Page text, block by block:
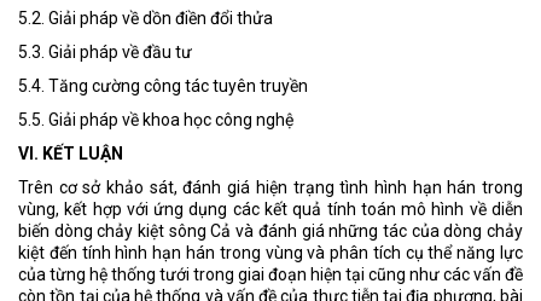
5.2. Giải pháp về dồn điền đổi thửa
5.3. Giải pháp về đầu tư
5.4. Tăng cường công tác tuyên truyền
5.5. Giải pháp về khoa học công nghệ
VI. KẾT LUẬN
Trên cơ sở khảo sát, đánh giá hiện trạng tình hình hạn hán trong
vùng, kết hợp với ứng dụng các kết quả tính toán mô hình về diễn
biến dòng chảy kiệt sông Cả và đánh giá những tác của dòng chảy
kiệt đến tính hình hạn hán trong vùng và phân tích cụ thể năng lực
của từng hệ thống tưới trong giai đoạn hiện tại cũng như các vấn đề
còn tồn tại của hệ thống và vấn đề của thực tiễn tại địa phương, bài